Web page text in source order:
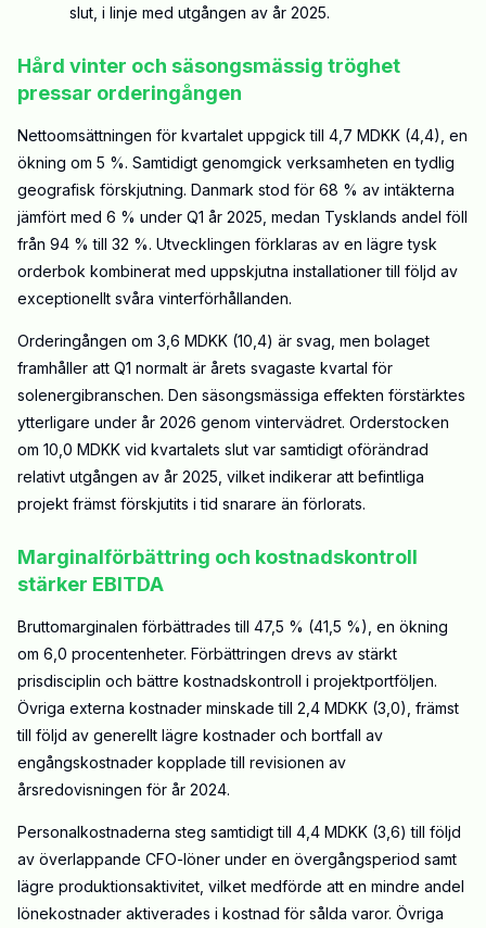
slut, i linje med utgången av år 2025.
Hård vinter och säsongsmässig tröghet
pressar orderingången
Nettoomsättningen för kvartalet uppgick till 4,7 MDKK (4,4), en
ökning om 5 %. Samtidigt genomgick verksamheten en tydlig
geografisk förskjutning. Danmark stod för 68 % av intäkterna
jämfört med 6 % under Q1 år 2025, medan Tysklands andel föll
från 94 % till 32 %. Utvecklingen förklaras av en lägre tysk
orderbok kombinerat med uppskjutna installationer till följd av
exceptionellt svåra vinterförhållanden.
Orderingången om 3,6 MDKK (10,4) är svag, men bolaget
framhåller att Q1 normalt är årets svagaste kvartal för
solenergibranschen. Den säsongsmässiga effekten förstärktes
ytterligare under år 2026 genom vintervädret. Orderstocken
om 10,0 MDKK vid kvartalets slut var samtidigt oförändrad
relativt utgången av år 2025, vilket indikerar att befintliga
projekt främst förskjutits i tid snarare än förlorats.
Marginalförbättring och kostnadskontroll
stärker EBITDA
Bruttomarginalen förbättrades till 47,5 % (41,5 %), en ökning
om 6,0 procentenheter. Förbättringen drevs av stärkt
prisdisciplin och bättre kostnadskontroll i projektportföljen.
Övriga externa kostnader minskade till 2,4 MDKK (3,0), främst
till följd av generellt lägre kostnader och bortfall av
engångskostnader kopplade till revisionen av
årsredovisningen för år 2024.
Personalkostnaderna steg samtidigt till 4,4 MDKK (3,6) till följd
av överlappande CFO-löner under en övergångsperiod samt
lägre produktionsaktivitet, vilket medförde att en mindre andel
lönekostnader aktiverades i kostnad för sålda varor. Övriga